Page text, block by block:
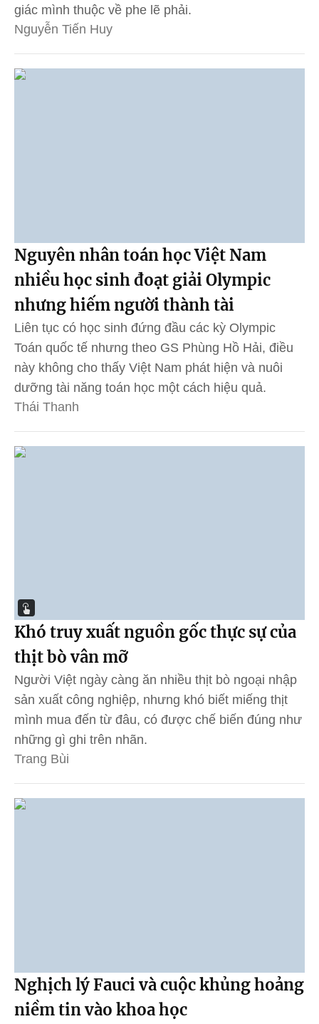
giác mình thuộc về phe lẽ phải.
Nguyễn Tiến Huy
Nguyên nhân toán học Việt Nam
nhiều học sinh đoạt giải Olympic
nhưng hiếm người thành tài
Liên tục có học sinh đứng đầu các kỳ Olympic
Toán quốc tế nhưng theo GS Phùng Hồ Hải, điều
này không cho thấy Việt Nam phát hiện và nuôi
dưỡng tài năng toán học một cách hiệu quả.
Thái Thanh
Khó truy xuất nguồn gốc thực sự của
thịt bò vân mỡ
Người Việt ngày càng ăn nhiều thịt bò ngoại nhập
sản xuất công nghiệp, nhưng khó biết miếng thịt
mình mua đến từ đâu, có được chế biến đúng như
những gì ghi trên nhãn.
Trang Bùi
Nghịch lý Fauci và cuộc khủng hoảng
niềm tin vào khoa học